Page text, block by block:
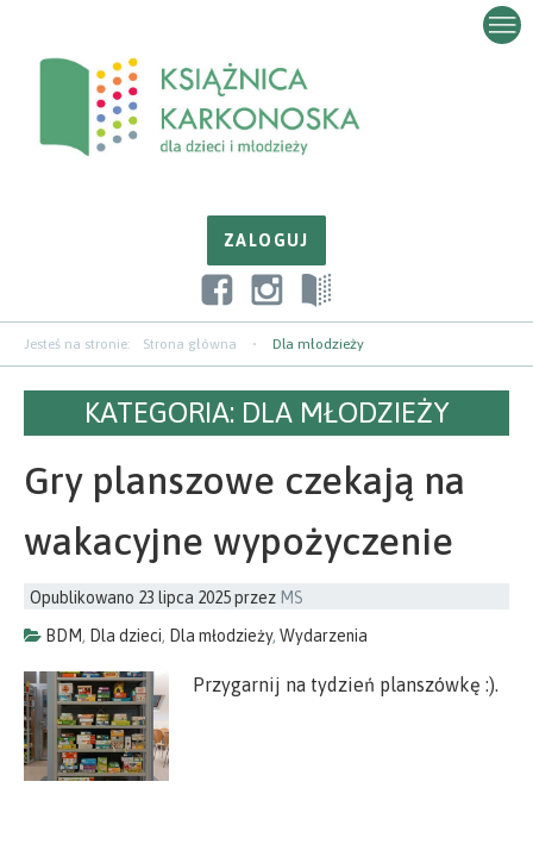
zawartości
nawigacji
paska
Jesteś na stronie: Strona główna Dla młodzieży
KATEGORIA: DLA MŁODZIEŻY
Gry planszowe czekają na
wakacyjne wypożyczenie
Opublikowano 23 lipca 2025przez MS
BDM, Dla dzieci, Dla młodzieży, Wydarzenia
Przygarnij na tydzień planszówkę :).